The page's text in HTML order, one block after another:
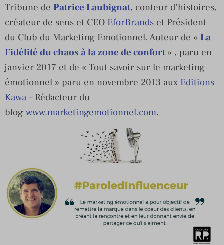
Tribune de Patrice Laubignat, conteur d’histoires,
créateur de sens et CEO EforBrands et Président
du Club du Marketing Emotionnel. Auteur de « La
Fidélité du chaos à la zone de confort» , paru en
janvier 2017 et de « Tout savoir sur le marketing
émotionnel » paru en novembre 2013 aux Editions
Kawa – Rédacteur du
blog www.marketingemotionnel.com.